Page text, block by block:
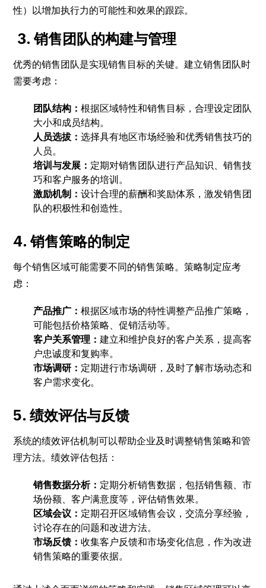
性）以增加执行力的可能性和效果的跟踪。
3. 销售团队的构建与管理
优秀的销售团队是实现销售目标的关键。建立销售团队时
需要考虑：
团队结构：根据区域特性和销售目标，合理设定团队
大小和成员结构。
人员选拔：选择具有地区市场经验和优秀销售技巧的
人员。
培训与发展： 定期对销售团队进行产品知识、销售技
巧和客户服务的培训。
激励机制：设计合理的薪酬和奖励体系，激发销售团
队的积极性和创造性。
4. 销售策略的制定
每个销售区域可能需要不同的销售策略。策略制定应考
虑：
产品推广：根据区域市场的特性调整产品推广策略，
可能包括价格策略、促销活动等。
客户关系管理：建立和维护良好的客户关系，提高客
户忠诚度和复购率。
市场调研： 定期进行市场调研，及时了解市场动态和
客户需求变化。
5. 绩效评估与反馈
系统的绩效评估机制可以帮助企业及时调整销售策略和管
理方法。绩效评估包括：
销售数据分析： 定期分析销售数据，包括销售额、市
场份额、客户满意度等，评估销售效果。
区域会议： 定期召开区域销售会议，交流分享经验，
讨论存在的问题和改进方法。
市场反馈：收集客户反馈和市场变化信息，作为改进
销售策略的重要依据。